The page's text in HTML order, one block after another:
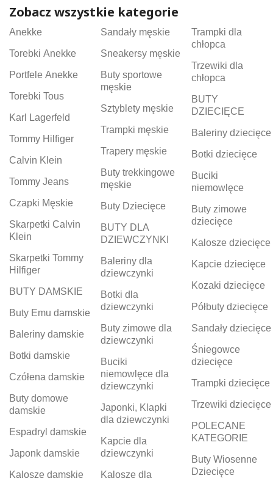
Zobacz wszystkie kategorie
Anekke
Torebki Anekke
Portfele Anekke
Torebki Tous
Karl Lagerfeld
Tommy Hilfiger
Calvin Klein
Tommy Jeans
Czapki Męskie
Skarpetki Calvin
Klein
Skarpetki Tommy
Hilfiger
BUTY DAMSKIE
Buty Emu damskie
Baleriny damskie
Botki damskie
Czółena damskie
Buty domowe
damskie
Espadryl damskie
Japonk damskie
Kalosze damskie
Sandały męskie
Sneakersy męskie
Buty sportowe
męskie
Sztyblety męskie
Trampki męskie
Trapery męskie
Buty trekkingowe
męskie
Buty Dziecięce
BUTY DLA
DZIEWCZYNKI
Baleriny dla
dziewczynki
Botki dla
dziewczynki
Buty zimowe dla
dziewczynki
Buciki
niemowlęce dla
dziewczynki
Japonki, Klapki
dla dziewczynki
Kapcie dla
dziewczynki
Kalosze dla
Trampki dla
chłopca
Trzewiki dla
chłopca
BUTY
DZIECIĘCE
Baleriny dziecięce
Botki dziecięce
Buciki
niemowlęce
Buty zimowe
dziecięce
Kalosze dziecięce
Kapcie dziecięce
Kozaki dziecięce
Półbuty dziecięce
Sandały dziecięce
Śniegowce
dziecięce
Trampki dziecięce
Trzewiki dziecięce
POLECANE
KATEGORIE
Buty Wiosenne
Dziecięce